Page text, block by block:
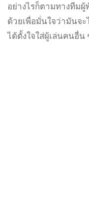
อย่างไรก็ตามทางทีม
ด้วยเพื่อมั่นใจว่ามันจะ
ได้ตั้งใจใส่ผู้เล่นคนอื่น